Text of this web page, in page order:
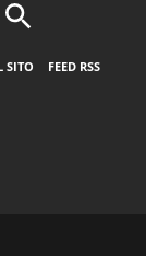
SITO
FEED RSS